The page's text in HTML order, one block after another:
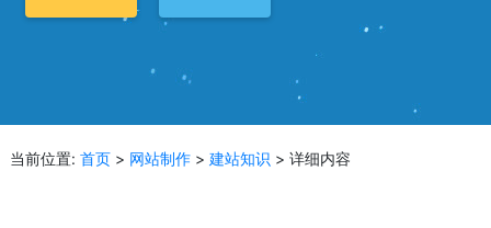
当前位置: 首页> 网站制作> 建站知识 > 详细内容